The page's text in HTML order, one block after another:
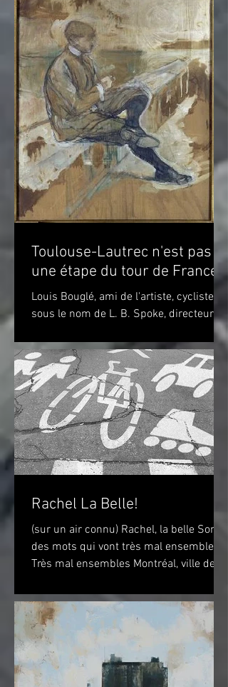
Toulouse-Lautrec n'est pas
une étape du tour de France!
Louis Bouglé, ami de l'artiste, cycliste
sous le nom de L. B. Spoke, directeur de
Lautrec 1898 (huile...
Rachel La Belle!
(sur un air connu) Rachel, la belle Sont
des mots qui vont très mal ensembles
Très mal ensembles Montréal, ville de